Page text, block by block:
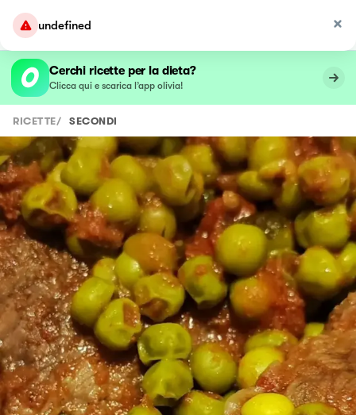
undefined
Cerchi ricette per la dieta?
Clicca qui e scarica l’app olivia!
RICETTE/ SECONDI